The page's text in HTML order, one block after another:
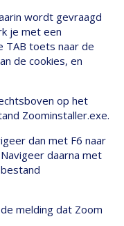
wordt gevraagd
je met een
TAB toets naar de
de cookies, en
op het
Zoominstaller.exe.
dan met F6 naar
daarna met
melding dat Zoom